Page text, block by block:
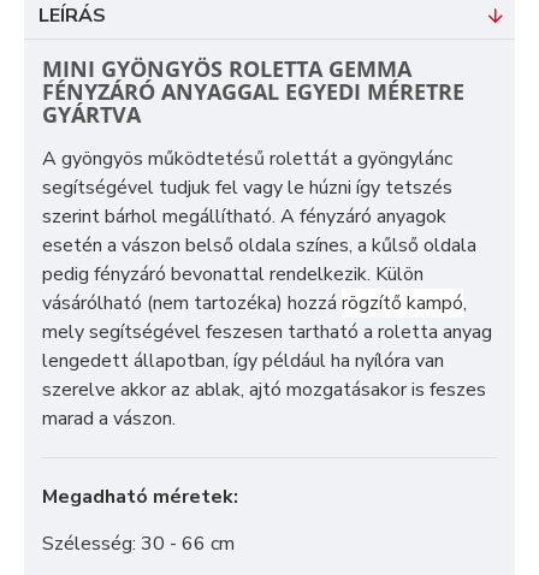
LEÍRÁS
MINI GYÖNGYÖS ROLETTA GEMMA
FÉNYZÁRÓ ANYAGGAL EGYEDI MÉRETRE
GYÁRTVA
A gyöngyös működtetésű rolettát a gyöngylánc
segítségével tudjuk fel vagy le húzni így tetszés
szerint bárhol megállítható. A fényzáró anyagok
esetén a vászon belső oldala színes, a kűlső oldala
pedig fényzáró bevonattal rendelkezik. Külön
vásárólható (nem tartozéka) hozzá rögzítő kampó,
mely segítségével feszesen tartható a roletta anyag
lengedett állapotban, így például ha nyílóra van
szerelve akkor az ablak, ajtó mozgatásakor is feszes
marad a vászon.
Megadható méretek:
Szélesség: 30 - 66 cm